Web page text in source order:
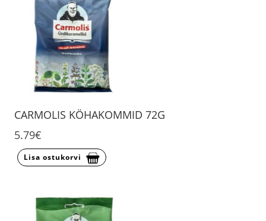
CARMOLIS KÖHAKOMMID 72G
5.79€
Lisa ostukorvi